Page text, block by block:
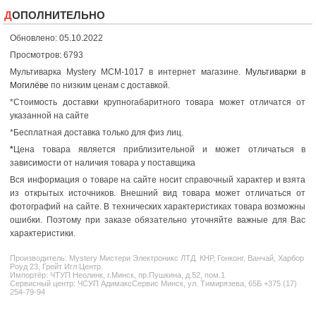
ДОПОЛНИТЕЛЬНО
Обновлено: 05.10.2022
Просмотров: 6793
Мультиварка Mystery MCM-1017 в интернет магазине.
Мультиварки в
Могилёве по низким ценам с доставкой.
*Стоимость доставки крупногабаритного товара может отличатся от
указанной на сайте
*Бесплатная доставка только для физ лиц.
*Цена товара является приблизительной и может отличаться в
зависимости от наличия товара у поставщика
Вся информация о товаре на сайте носит справочный характер и взята
из открытых источников. Внешний вид товара может отличаться от
фотографий на сайте. В технических характеристиках товара возможны
ошибки. Поэтому при заказе обязательно уточняйте важные для Вас
характеристики.
Производитель: Mystery Мистери Электроникс ЛТД. КНР, Гонконг, Ванчай, Харбор
Роуд 23, Грейт Игл Центр.
Импортёр: ЧТУП Неолинк, г.Минск, пр.Пушкина, д.52, пом.1
Сервисный центр: ЧСУП АдимаксСервис Минск, ул. Тимирязева, 65Б +375 (17)
254-79-94